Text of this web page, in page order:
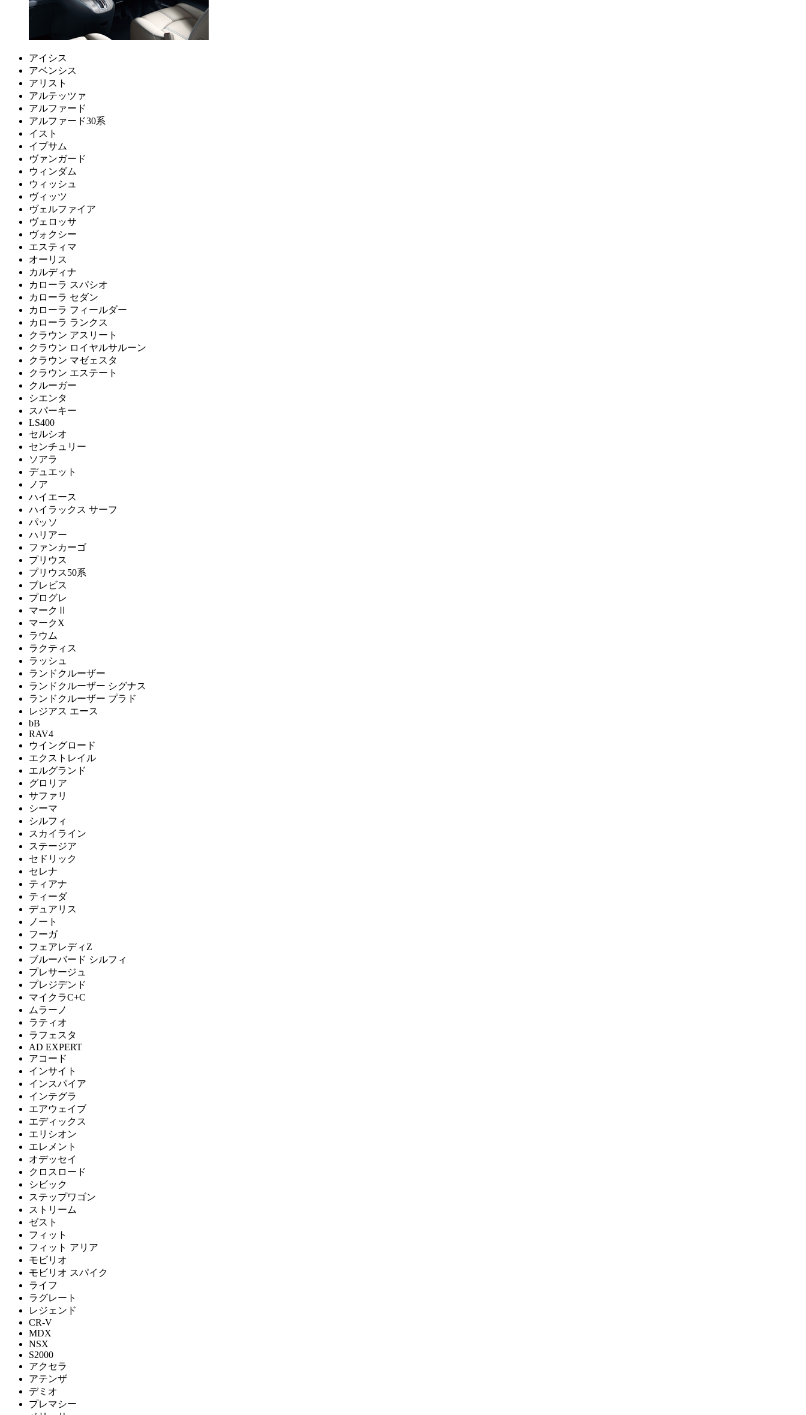
アイシス
アベンシス
アリスト
アルテッツァ
アルファード
アルファード30系
イスト
イプサム
ヴァンガード
ウィンダム
ウィッシュ
ヴィッツ
ヴェルファイア
ヴェロッサ
ヴォクシー
エスティマ
オーリス
カルディナ
カローラ スパシオ
カローラ セダン
カローラ フィールダー
カローラ ランクス
クラウン アスリート
クラウン ロイヤルサルーン
クラウン マゼェスタ
クラウン エステート
クルーガー
シエンタ
スパーキー
LS400
セルシオ
センチュリー
ソアラ
デュエット
ノア
ハイエース
ハイラックス サーフ
パッソ
ハリアー
ファンカーゴ
プリウス
プリウス50系
ブレビス
プログレ
マークⅡ
マークX
ラウム
ラクティス
ラッシュ
ランドクルーザー
ランドクルーザー シグナス
ランドクルーザー プラド
レジアス エース
bB
RAV4
ウイングロード
エクストレイル
エルグランド
グロリア
サファリ
シーマ
シルフィ
スカイライン
ステージア
セドリック
セレナ
ティアナ
ティーダ
デュアリス
ノート
フーガ
フェアレディZ
ブルーバード シルフィ
プレサージュ
プレジデンド
マイクラC+C
ムラーノ
ラティオ
ラフェスタ
AD EXPERT
アコード
インサイト
インスパイア
インテグラ
エアウェイブ
エディックス
エリシオン
エレメント
オデッセイ
クロスロード
シビック
ステップワゴン
ストリーム
ゼスト
フィット
フィット アリア
モビリオ
モビリオ スパイク
ライフ
ラグレート
レジェンド
CR-V
MDX
NSX
S2000
アクセラ
アテンザ
デミオ
プレマシー